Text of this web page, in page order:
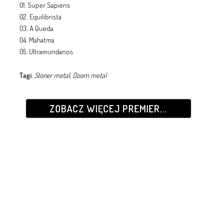
01. Super Sapiens
02. Equilibrista
03. A Queda
04. Mahatma
05. Ultramundanos
Tagi: Stoner metal, Doom metal
ZOBACZ WIĘCEJ PREMIER...